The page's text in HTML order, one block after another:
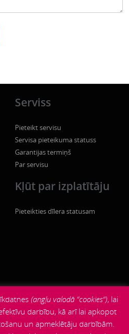
Serviss
Pieteikt servisu
Servisa pieteikuma statuss
Garantijas termiņš
Par servisu
Kļūt par izplatītāju
Pieteikties dīlera statusam
(angļu valodā “cookies“), lai
darbību, kā arī lai apkopot
un apmeklētāju darbībām.